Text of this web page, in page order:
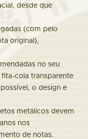
desde que
(com pelo
original),
no seu
cola transparente
o design e
metálicos devem
nos
de notas.